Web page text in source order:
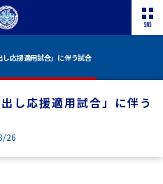
し応援適用試合」に伴う試合
し応援適用試合」に伴う
26